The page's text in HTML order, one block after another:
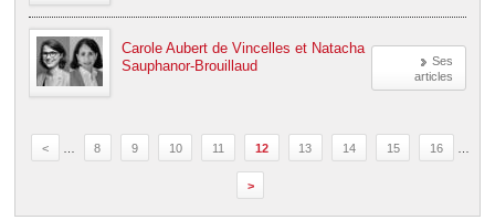
Ses
articles
Carole Aubert de Vincelles et Natacha
Sauphanor-Brouillaud
< 8 9 10 11 12 13 14 15 16
>